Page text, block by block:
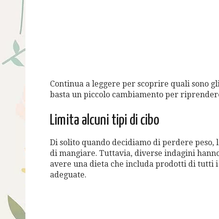
Continua a leggere per scoprire quali sono
basta un piccolo cambiamento per
Limita alcuni tipi di cibo
Di solito quando decidiamo di perdere
di mangiare. Tuttavia, diverse indagini
avere una dieta che includa prodotti di
adeguate.